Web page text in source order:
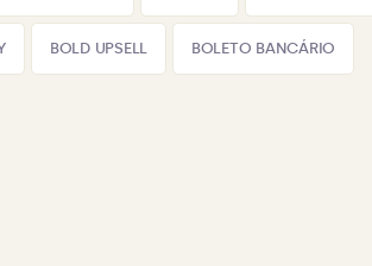
BOLD UPSELL BOLETO BANCÁRIO